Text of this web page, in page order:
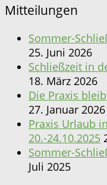
Mitteilungen
Sommer-
25. Juni 2026
Schließzeit in
18. März 2026
Die Praxis
27. Januar 2026
Praxis Urlaub
20.-24.10.2025
Sommer-
Juli 2025